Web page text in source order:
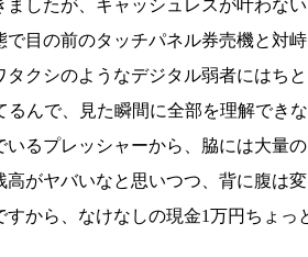
したが、キャッシュレスが叶わな
目の前のタッチパネル券売機と対峙
クシのようなデジタル弱者にはちと
んで、見た瞬間に全部を理解できな
いるプレッシャーから、脇には大量
がヤバいなと思いつつ、背に腹は変
から、なけなしの現金1万円ちょっ